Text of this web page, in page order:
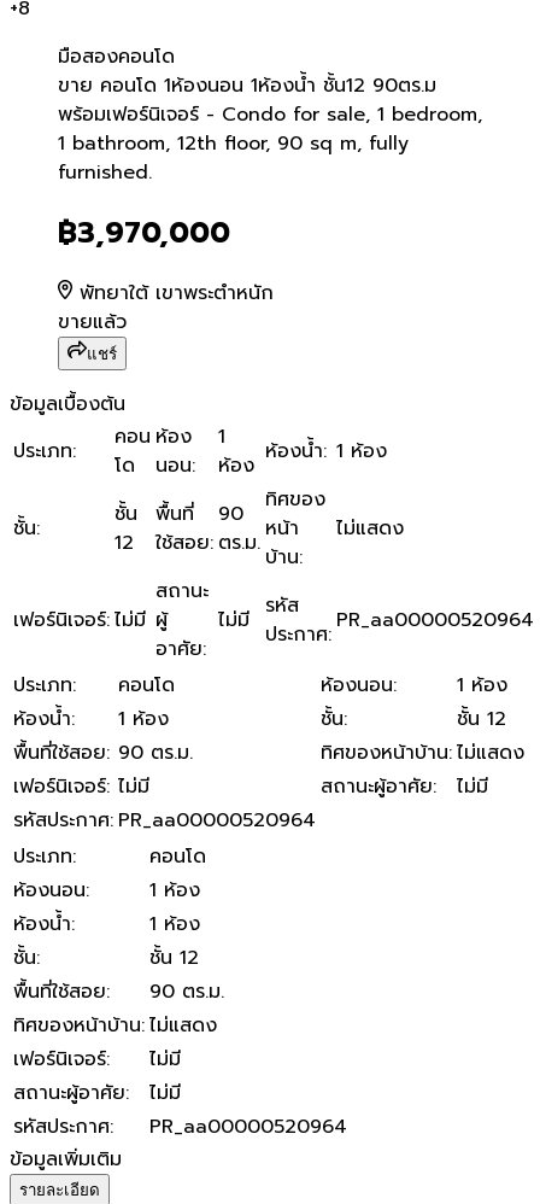
+8
มือสองคอนโด
ขาย คอนโด 1ห้องนอน 1ห้อ
ขาย คอนโด 1ห้องนอน 1ห้องน้ำ ชั้น12 90ตร.ม
พร้อมเฟอร์นิเจอร์ - Condo for sale, 1 bedroom,
1 bathroom, 12th floor, 90 sq m, fully
furnished.
฿3,970,000
พัทยาใต้ เขาพระตำหนัก
ขายแล้ว
แชร์
ข้อมูลเบื้องต้น
ประเภท:
คอน
โด
ห้อง
นอน:
1
ห้อง ห้องน้ำ: 1 ห้อง
ชั้น:
ชั้น
12
พื้นที่
ใช้สอย:
90
ตร.ม.
ทิศของ
หน้า
บ้าน:
ไม่แสดง
เฟอร์นิเจอร์:ไม่มี
สถานะ
ผู้
อาศัย:
ไม่มี รหัส
ประกาศ: PR_aa00000520964
ประเภท: คอนโด ห้องนอน:
1 ห้อง
ห้องน้ำ: 1 ห้อง ชั้น:
ชั้น 12
พื้นที่ใช้สอย: 90 ตร.ม. ทิศของหน้าบ้าน:ไม่แสดง
เฟอร์นิเจอร์: ไม่มี สถานะผู้อาศัย:
ไม่มี
รหัสประกาศ: PR_aa00000520964
ประเภท:
คอนโด
ห้องนอน:
1 ห้อง
ห้องน้ำ:
1 ห้อง
ชั้น:
ชั้น 12
พื้นที่ใช้สอย:
90 ตร.ม.
ทิศของหน้าบ้าน:ไม่แสดง
เฟอร์นิเจอร์:
ไม่มี
สถานะผู้อาศัย:
ไม่มี
รหัสประกาศ:
PR_aa00000520964
ข้อมูลเพิ่มเติม
รายละเอียด